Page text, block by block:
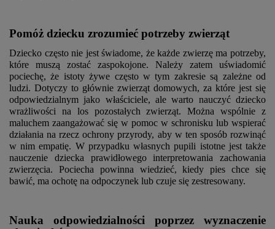
Pomóż dziecku zrozumieć potrzeby zwierząt
Dziecko często nie jest świadome, że każde zwierzę ma potrzeby,
które muszą zostać zaspokojone. Należy zatem uświadomić
pociechę, że istoty żywe często w tym zakresie są zależne od
ludzi. Dotyczy to głównie zwierząt domowych, za które jest się
odpowiedzialnym jako właściciele, ale warto nauczyć dziecko
wrażliwości na los pozostałych zwierząt. Można wspólnie z
maluchem zaangażować się w pomoc w schronisku lub wspierać
działania na rzecz ochrony przyrody, aby w ten sposób rozwinąć
w nim empatię. W przypadku własnych pupili istotne jest także
nauczenie dziecka prawidłowego interpretowania zachowania
zwierzęcia. Pociecha powinna wiedzieć, kiedy pies chce się
bawić, ma ochotę na odpoczynek lub czuje się zestresowany.
Nauka odpowiedzialności poprzez wyznaczenie